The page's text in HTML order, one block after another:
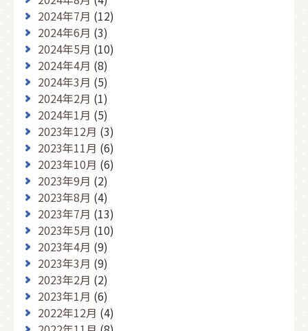
2024年7月 (12)
2024年6月 (3)
2024年5月 (10)
2024年4月 (8)
2024年3月 (5)
2024年2月 (1)
2024年1月 (5)
2023年12月 (3)
2023年11月 (6)
2023年10月 (6)
2023年9月 (2)
2023年8月 (4)
2023年7月 (13)
2023年5月 (10)
2023年4月 (9)
2023年3月 (9)
2023年2月 (2)
2023年1月 (6)
2022年12月 (4)